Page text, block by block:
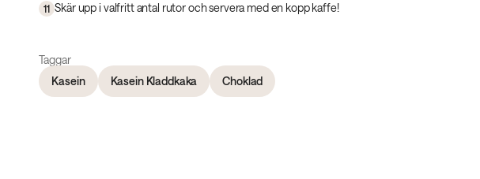
11 Skär upp i valfritt antal rutor och servera med en kopp kaffe!
Taggar
Kasein
Kasein Kladdkaka Choklad